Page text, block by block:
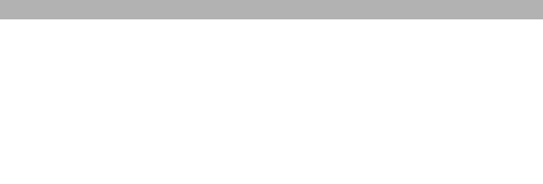
-20€